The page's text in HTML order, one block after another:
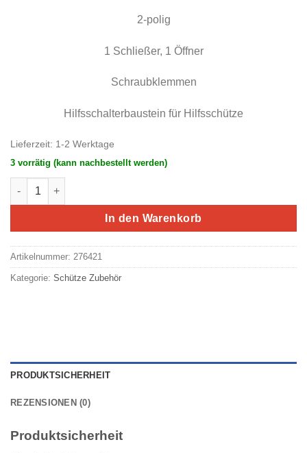
2-polig
1 Schließer, 1 Öffner
Schraubklemmen
Hilfsschalterbaustein für Hilfsschütze
Lieferzeit: 1-2 Werktage
3 vorrätig (kann nachbestellt werden)
Eaton/Moeller Hilfsschalterbaustein DILA-XHI11 Menge
In den Warenkorb
Artikelnummer: 276421
Kategorie: Schütze Zubehör
PRODUKTSICHERHEIT
REZENSIONEN (0)
Produktsicherheit